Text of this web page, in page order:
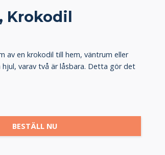
Krokodil
av en krokodil till hem, väntrum eller
varav två är låsbara. Detta gör det
BESTÄLL NU